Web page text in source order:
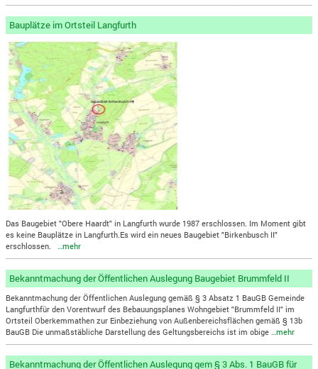
Bauplätze im Ortsteil Langfurth
Das Baugebiet "Obere Haardt" in Langfurth wurde 1987 erschlossen. Im Moment gibt
es keine Bauplätze in Langfurth.Es wird ein neues Baugebiet "Birkenbusch II"
erschlossen.…mehr
Bekanntmachung der Öffentlichen Auslegung Baugebiet Brummfeld II
Bekanntmachung der Öffentlichen Auslegung gemäß § 3 Absatz 1 BauGB Gemeinde
Langfurthfür den Vorentwurf des Bebauungsplanes Wohngebiet "Brummfeld II" im
Ortsteil Oberkemmathen zur Einbeziehung von Außenbereichsflächen gemäß § 13b
BauGB Die unmaßstäbliche Darstellung des Geltungsbereichs ist im obige…mehr
Bekanntmachung der Öffentlichen Auslegung gem § 3 Abs. 1 BauGB für